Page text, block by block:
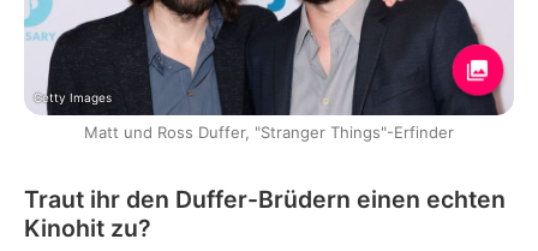
Getty Images
Matt und Ross Duffer, "Stranger Things"-Erfinder
Traut ihr den Duffer-Brüdern einen echten
Kinohit zu?